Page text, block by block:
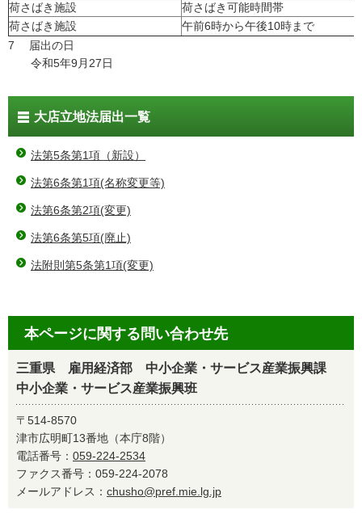
荷さばき施設
荷さばき可能時間帯
荷さばき施設
午前6時から午後10時まで
7 届出の日
令和5年9月27日
大店立地法届出一覧
法第5条第1項（新設）
法第6条第1項(名称変更等)
法第6条第2項(変更)
法第6条第5項(廃止)
法附則第5条第1項(変更)
本ページに関する問い合わせ先
三重県 雇用経済部 中小企業・サービス産業振興課
中小企業・サービス産業振興班
〒514-8570
津市広明町13番地（本庁8階）
電話番号： 059-224-2534
ファクス番号：059-224-2078
メールアドレス： chusho@pref.mie.lg.jp